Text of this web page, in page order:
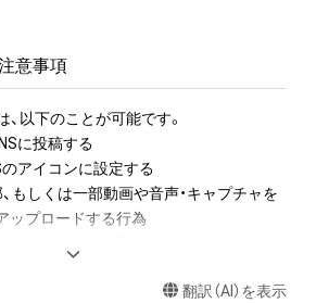
意事項
以下のことが可能です。
に投稿する
のアイコンに設定する
もしくは一部動画や音声・キャプチャを
ップロードする行為
用してメッセージカードを制作し友達に
翻訳（AI）を表示